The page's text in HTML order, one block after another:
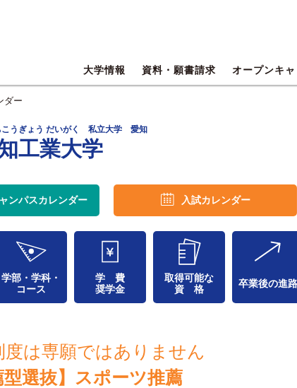
大学情報 資料・願書請求 オープンキ
ダー
こうぎょう だいがく 私立大学 愛知
工業大学
ンパスカレンダー 入試カレンダー
学部・学科・
コース
学 費
奨学金
取得可能な
資 格
卒業後の進路
度は専願ではありません
型選抜】スポーツ推薦